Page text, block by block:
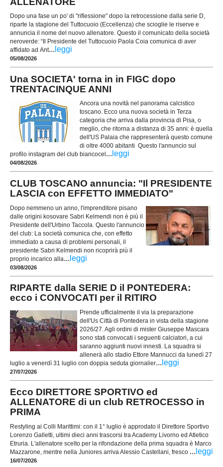
Dopo una fase un po' di "riflessione" dopo la retrocessione dalla serie D,
riparte la stagione del Tuttocuoio (Eccellenza) che scioglie le riserve e
annuncia il nome del nuovo allenatore. Questo il comunicato della società
neroverde: “Il Presidente del Tuttocuoio Paola Coia comunica di aver
affidato ad Ant... leggi
05/08/2026
Una SOCIETA' torna in in FIGC dopo
TRENTACINQUE ANNI
Ancora una novità nel panorama calcistico
toscano. Ecco una nuova società in Terza
categoria che arriva dalla provincia di Pisa, o
meglio, che ritorna a distanza di 35 anni: è quella
dell'US Palaia che rappresenterà questo comune
di oltre 4000 abitanti Questo l'annuncio sul
profilo instagram del club biancocel ... leggi
04/08/2026
CLUB TOSCANO annuncia: "Il PRESIDENTE
LASCIA con EFFETTO IMMEDIATO"
Dopo nemmeno un anno, l'imprenditore pisano
dalle origini kosovare Sabri Kelmendi non è più il
Presidente dell'Urbino Taccola. Questo l'annuncio
del club: La società comunica che, con effetto
immediato a causa di problemi personali, il
presidente Sabri Kelmendi non ricoprirà più il
proprio incarico alla... leggi
03/08/2026
RIPARTE dalla SERIE D il PONTEDERA:
ecco i CONVOCATI per il RITIRO
Prende ufficialmente il via la preparazione
dell'Us Città di Pontedera in vista della stagione
2026/27. Agli ordini di mister Giuseppe Mascara
sono stati convocati i seguenti calciatori, a cui
saranno aggiunti nuovi innesti. La squadra si
allenerà allo stadio Ettore Mannucci da lunedì 27
luglio a venerdì 31 luglio con doppia seduta giornalier... leggi
27/07/2026
Ecco DIRETTORE SPORTIVO ed
ALLENATORE di un club RETROCESSO in
PRIMA
Restyling ai Colli Marittimi: con il 1° luglio è approdato il Direttore Sportivo
Lorenzo Galletti, ultimi dieci anni trascorsi tra Academy Livorno ed Atletico
Etruria. L'allenatore scelto per la rifondazione della prima squadra è Marco
Mazzarone, mentre nella Juniores arriva Alessio Castellani, fresco ... leggi
16/07/2026